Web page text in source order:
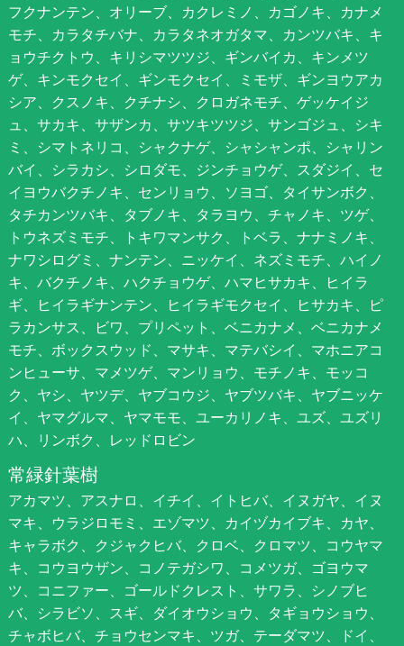
フクナンテン、オリーブ、カクレミノ、カゴノキ、カナメ
モチ、カラタチバナ、カラタネオガタマ、カンツバキ、キ
ョウチクトウ、キリシマツツジ、ギンバイカ、キンメツ
ゲ、キンモクセイ、ギンモクセイ、ミモザ、ギンヨウアカ
シア、クスノキ、クチナシ、クロガネモチ、ゲッケイジ
ュ、サカキ、サザンカ、サツキツツジ、サンゴジュ、シキ
ミ、シマトネリコ、シャクナゲ、シャシャンポ、シャリン
バイ、シラカシ、シロダモ、ジンチョウゲ、スダジイ、セ
イヨウバクチノキ、センリョウ、ソヨゴ、タイサンボク、
タチカンツバキ、タブノキ、タラヨウ、チャノキ、ツゲ、
トウネズミモチ、トキワマンサク、トベラ、ナナミノキ、
ナワシログミ、ナンテン、ニッケイ、ネズミモチ、ハイノ
キ、バクチノキ、ハクチョウゲ、ハマヒサカキ、ヒイラ
ギ、ヒイラギナンテン、ヒイラギモクセイ、ヒサカキ、ピ
ラカンサス、ビワ、プリペット、ベニカナメ、ベニカナメ
モチ、ボックスウッド、マサキ、マテバシイ、マホニアコ
ンヒューサ、マメツゲ、マンリョウ、モチノキ、モッコ
ク、ヤシ、ヤツデ、ヤブコウジ、ヤブツバキ、ヤブニッケ
イ、ヤマグルマ、ヤマモモ、ユーカリノキ、ユズ、ユズリ
ハ、リンボク、レッドロビン
常緑針葉樹
アカマツ、アスナロ、イチイ、イトヒバ、イヌガヤ、イヌ
マキ、ウラジロモミ、エゾマツ、カイヅカイブキ、カヤ、
キャラボク、クジャクヒバ、クロベ、クロマツ、コウヤマ
キ、コウヨウザン、コノテガシワ、コメツガ、ゴヨウマ
ツ、コニファー、ゴールドクレスト、サワラ、シノブヒ
バ、シラビソ、スギ、ダイオウショウ、タギョウショウ、
チャボヒバ、チョウセンマキ、ツガ、テーダマツ、ドイ、